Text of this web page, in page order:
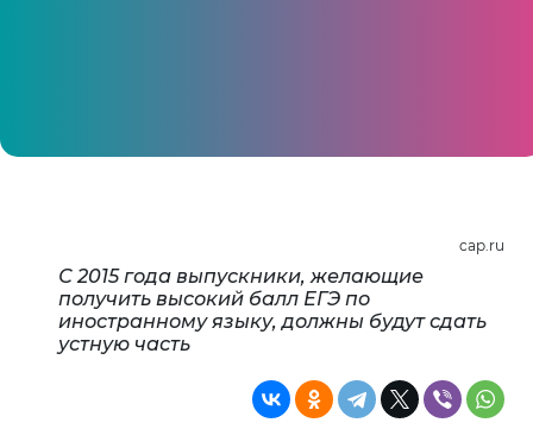
cap.ru
С 2015 года выпускники, желающие
получить высокий балл ЕГЭ по
иностранному языку, должны будут сдать
устную часть